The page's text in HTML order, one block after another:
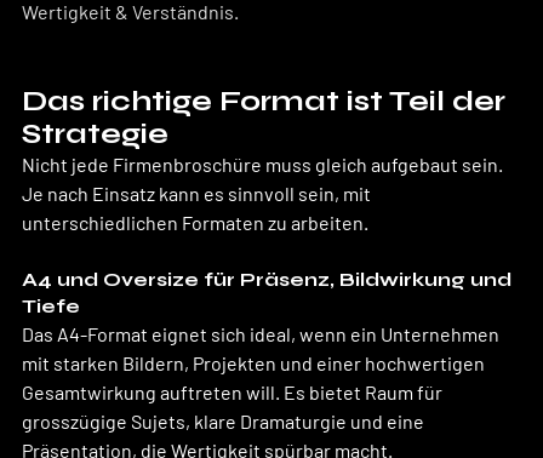
Wertigkeit & Verständnis.
Das richtige Format ist Teil der
Strategie
Nicht jede Firmenbroschüre muss gleich aufgebaut sein.
Je nach Einsatz kann es sinnvoll sein, mit
unterschiedlichen Formaten zu arbeiten.
A4 und Oversize für Präsenz, Bildwirkung und
Tiefe
Das A4-Format eignet sich ideal, wenn ein Unternehmen
mit starken Bildern, Projekten und einer hochwertigen
Gesamtwirkung auftreten will. Es bietet Raum für
grosszügige Sujets, klare Dramaturgie und eine
Präsentation, die Wertigkeit spürbar macht.